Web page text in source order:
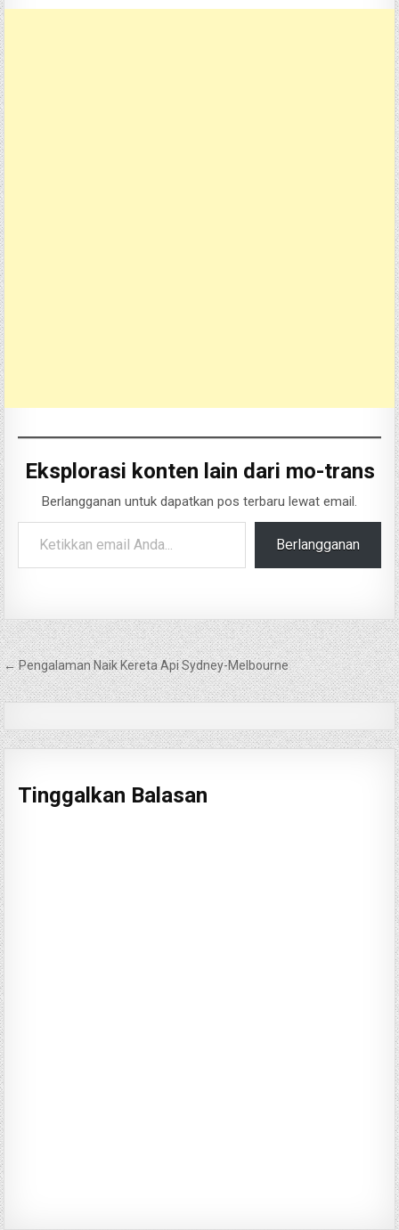
Eksplorasi konten lain dari mo-trans
Berlangganan untuk dapatkan pos terbaru lewat email.
Ketikkan email Anda...
Berlangganan
Navigasi
pos
← Pengalaman Naik Kereta Api Sydney-Melbourne
Tinggalkan Balasan